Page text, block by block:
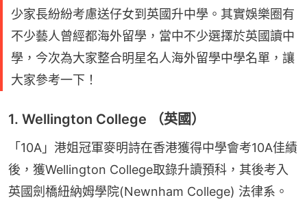
少家長紛紛考慮送仔女到英國升中學。其實娛樂圈有
不少藝人曾經都海外留學，當中不少選擇於英國讀中
學，今次為大家整合明星名人海外留學中學名單，讓
大家參考一下！
1. Wellington College （英國）
「10A」港姐冠軍麥明詩在香港獲得中學會考10A佳績
後，獲Wellington College取錄升讀預科，其後考入
英國劍橋紐納姆學院(Newnham College) 法律系。